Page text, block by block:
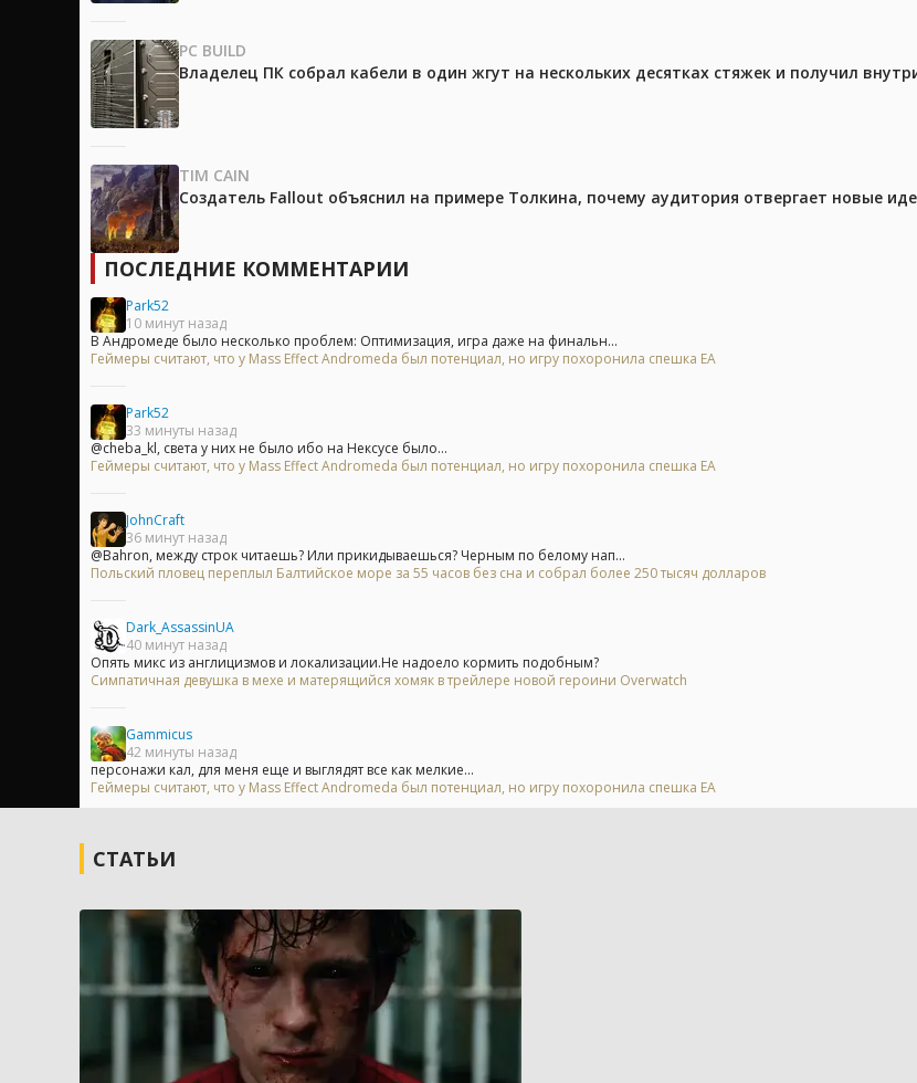
PC BUILD
Владелец ПК собрал кабели в один жгут на нескольких десятках стяжек и получил
TIM CAIN
Создатель Fallout объяснил на примере Толкина, почему аудитория отвергает новые
ПОСЛЕДНИЕ КОММЕНТАРИИ
Park52
10 минут назад
В Андромеде было несколько проблем: Оптимизация, игра даже на финальн...
Геймеры считают, что у Mass Effect Andromeda был потенциал, но игру похоронила спешка EA
Park52
33 минуты назад
@cheba_kl, света у них не было ибо на Нексусе было...
Геймеры считают, что у Mass Effect Andromeda был потенциал, но игру похоронила спешка EA
JohnCraft
36 минут назад
@Bahron, между строк читаешь? Или прикидываешься? Черным по белому нап...
Польский пловец переплыл Балтийское море за 55 часов без сна и собрал более 250 тысяч долларов
Dark_AssassinUA
40 минут назад
Опять микс из англицизмов и локализации.Не надоело кормить подобным?
Симпатичная девушка в мехе и матерящийся хомяк в трейлере новой героини Overwatch
Gammicus
42 минуты назад
персонажи кал, для меня еще и выглядят все как мелкие...
Геймеры считают, что у Mass Effect Andromeda был потенциал, но игру похоронила спешка EA
СТАТЬИ